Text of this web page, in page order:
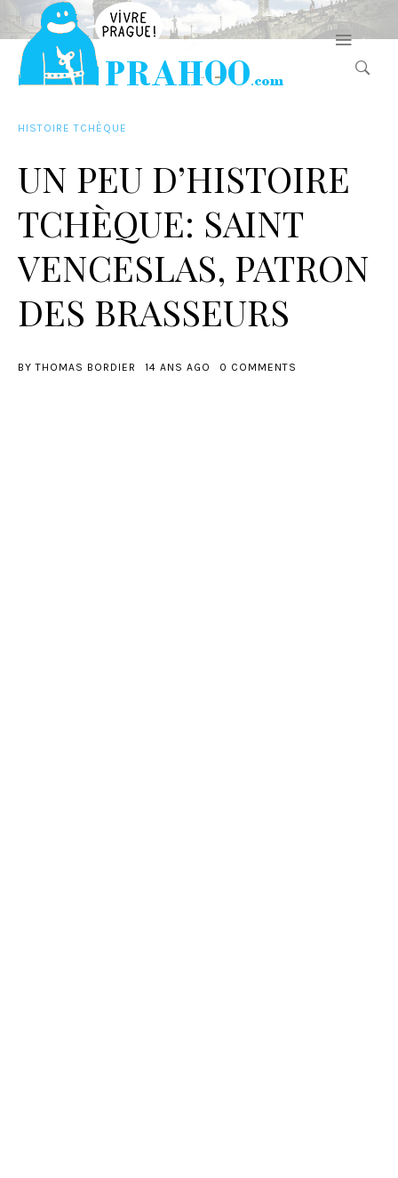
HISTOIRE TCHÈQUE
UN PEU D’HISTOIRE
TCHÈQUE: SAINT
VENCESLAS, PATRON
DES BRASSEURS
BYTHOMAS BORDIER 14 ANS AGO 0 COMMENTS